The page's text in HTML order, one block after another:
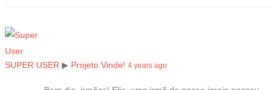
SUPER USER ▶ Projeto Vinde! 4 years ago